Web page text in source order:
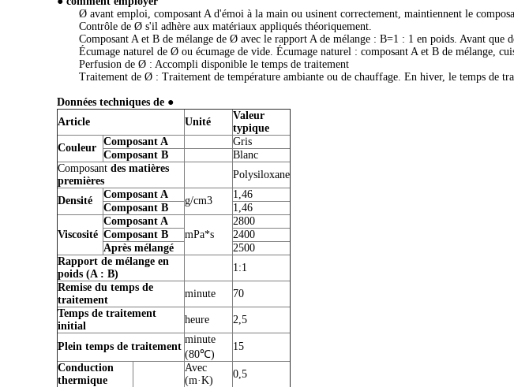
Ø avant emploi, composant A d'émoi à la main ou usinent correctement, maintiennent le
Contrôle de Ø s'il adhère aux matériaux appliqués théoriquement.
Composant A et B de mélange de Ø avec le rapport A de mélange : B=1 : 1 en poids. Avant que
Écumage naturel de Ø ou écumage de vide. Écumage naturel : composant A et B de mélange,
Perfusion de Ø : Accompli disponible le temps de traitement
Traitement de Ø : Traitement de température ambiante ou de chauffage. En hiver, le temps de
Données techniques de ●
Article
Unité
Valeur
typique
Couleur
Composant A
Gris
Composant B
Blanc
Composant des matières
premières
Polysiloxane
Densité
Composant A
g/cm3
1,46
Composant B
1,46
Viscosité
Composant A
mPa*s
2800
Composant B
2400
Après mélangé
2500
Rapport de mélange en
poids (A : B)
1:1
Remise du temps de
traitement
minute
70
Temps de traitement
initial
heure 2,5
Plein temps de traitement
minute
(80℃)
15
Conduction
thermique
Avec
(m·K)
0,5